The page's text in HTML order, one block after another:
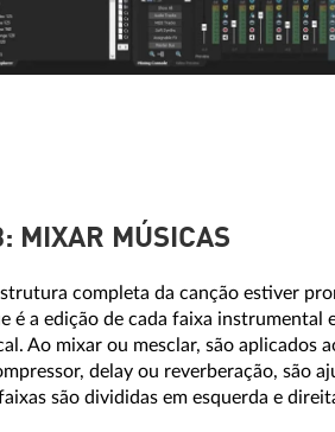
MIXAR MÚSICAS
completa da canção estiver
é a edição de cada faixa instrumental
Ao mixar ou mesclar, são aplicados
delay ou reverberação, são
são divididas em esquerda e